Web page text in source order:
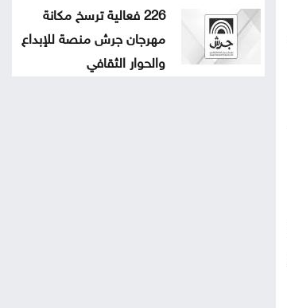
226 فعالية ترسخ مكانة
مهرجان جرش منصة للإبداع
والحوار الثقافي